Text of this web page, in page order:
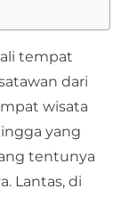
tempat
dari
wisata
yang
tentunya
Lantas, di